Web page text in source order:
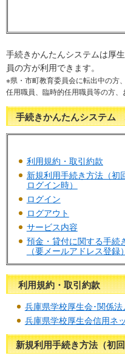
手続きかんたんシステムは厚
員の方が利用できます。
※県・市町教育委員会に転出中の方
任用職員、臨時的任用職員等の方、
手続きかんたんシステム
利用規約・取引約款
新規利用手続き方法（初
ログイン時）
ログイン
ログアウト
サービス内容
預金・貸付に関する手続
（要メールアドレス登録）
利用規約・取引約款
兵庫県学校厚生会･関係
兵庫県学校厚生会信用ネ
新規利用手続き方法（初